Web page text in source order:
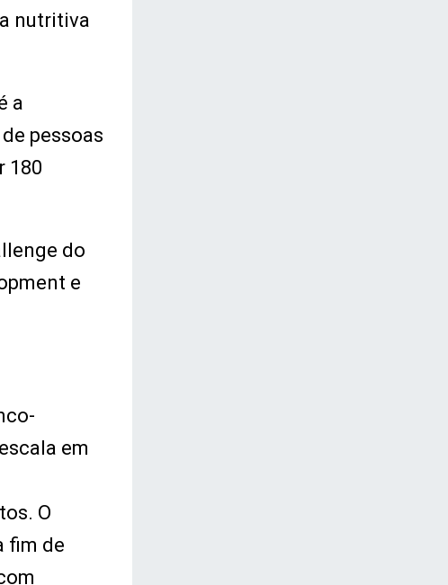
nutritiva
a
pessoas
180
do
e
em
O
fim de